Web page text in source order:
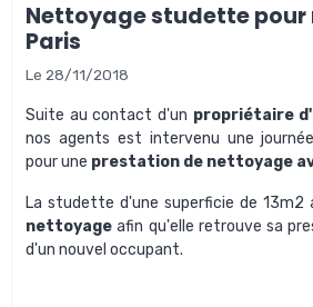
Nettoyage studette pour
Paris
Le 28/11/2018
Suite au contact d'un propriétaire
nos agents est intervenu une
pour une prestation de nettoyage
La studette d'une superficie de 13m2
nettoyage afin qu'elle retrouve sa
d'un nouvel occupant.